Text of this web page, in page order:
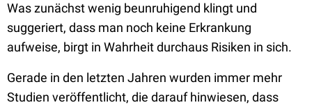
Was zunächst wenig beunruhigend klingt und
suggeriert, dass man noch keine Erkrankung
aufweise, birgt in Wahrheit durchaus Risiken in sich.
Gerade in den letzten Jahren wurden immer mehr
Studien veröffentlicht, die darauf hinwiesen, dass